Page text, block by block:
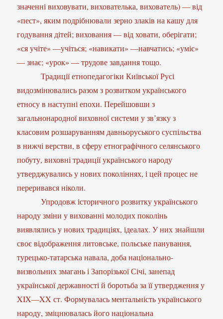
значенні виховувати, вихователька, вихователь) — від
«пест», яким подрібнювали зерно злаків на кашу для
годування дітей; виховання — від ховати, оберігати;
«ся учіте» —учіться; «навикати» —навчатись; «уміє»
— знає; «урок» — трудове завдання тощо.
Традиції етнопедагогіки Київської Русі
видозмінювались разом з розвитком українського
етносу в наступні епохи. Перейшовши з
загальнонародної виховної системи у зв’язку з
класовим розшаруванням давньоруського суспільства
в нижчі верстви, в сферу етнографічного селянського
побуту, виховні традиції українського народу
утверджувались у нових поколіннях, і цей процес не
переривався ніколи.
Упродовж історичного розвитку українського
народу зміни у вихованні молодих поколінь
виявлялись у нових традиціях, ідеалах. У них знайшли
своє відображення литовське, польське панування,
турецько-татарська навала, доба національно-
визвольних змагань і Запорізької Січі, занепад
української державності й боротьба за її утвердження у
XIX—XX ст. Формувалась ментальність українського
народу, зміцнювалась його національна